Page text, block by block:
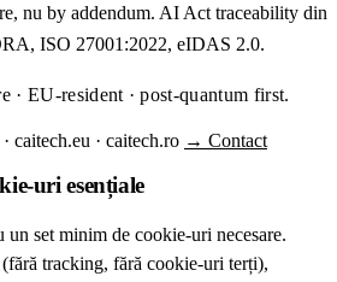
nu by addendum. AI Act traceability din
ISO 27001:2022, eIDAS 2.0.
· EU-resident · post-quantum first.
· caitech.ro → Contact
uri esențiale
un set minim de cookie-uri necesare.
tracking, fără cookie-uri terți),